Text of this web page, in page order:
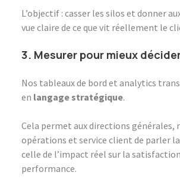
L’objectif : casser les silos et donner
vue claire de ce que vit réellement le
3. Mesurer pour mieux
Nos tableaux de bord et analytics
en langage stratégique.
Cela permet aux directions générales,
opérations et service client de parler
celle de l’impact réel sur la
performance.